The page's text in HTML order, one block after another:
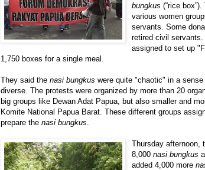
bungkus (“rice
various women
servants. Some
retired civil servants.
assigned to set up
1,750 boxes for a single meal.
They said the nasi bungkus were quite "chaotic" in a
diverse. The protests were organized by more than 20
big groups like Dewan Adat Papua, but also smaller and
Komite National Papua Barat. These different groups
prepare the nasi bungkus
Thursday afternoon,
8,000 nasi bungkus
added 4,000 more